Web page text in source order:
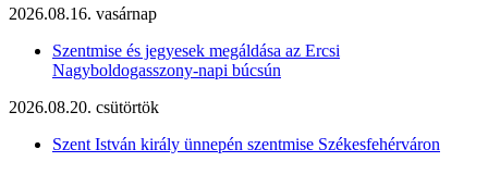
2026.08.16. vasárnap
Szentmise és jegyesek megáldása az Ercsi
Nagyboldogasszony-napi búcsún
2026.08.20. csütörtök
Szent István király ünnepén szentmise Székesfehérváron